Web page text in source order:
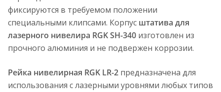
фиксируются в требуемом положении
специальными клипсами. Корпус штатива для
лазерного нивелира RGK SH-340 изготовлен из
прочного алюминия и не подвержен коррозии.
Рейка нивелирная RGK LR-2 предназначена для
использования с лазерными уровнями любых типов